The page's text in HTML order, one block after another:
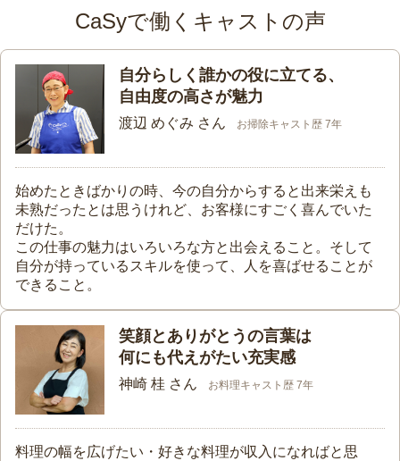
CaSyで働くキャストの声
自分らしく誰かの役に立てる、
自由度の高さが魅力
渡辺 めぐみ さん お掃除キャスト歴 7年
始めたときばかりの時、今の自分からすると出来栄えも
未熟だったとは思うけれど、お客様にすごく喜んでいた
だけた。
この仕事の魅力はいろいろな方と出会えること。そして
自分が持っているスキルを使って、人を喜ばせることが
できること。
笑顔とありがとうの言葉は
何にも代えがたい充実感
神崎 桂 さん お料理キャスト歴 7年
料理の幅を広げたい・好きな料理が収入になればと思